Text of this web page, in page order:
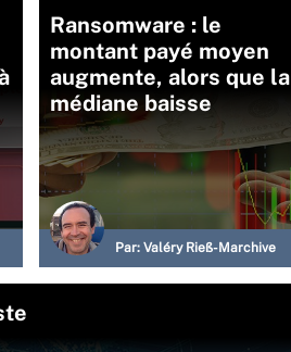
Ransomware : le
montant payé moyen
augmente, alors que la
médiane baisse
Par: Valéry Rieß-Marchive